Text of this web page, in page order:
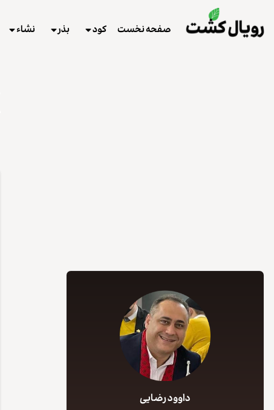
صفحه نخست کود بذر نشاء
داوود رضایی